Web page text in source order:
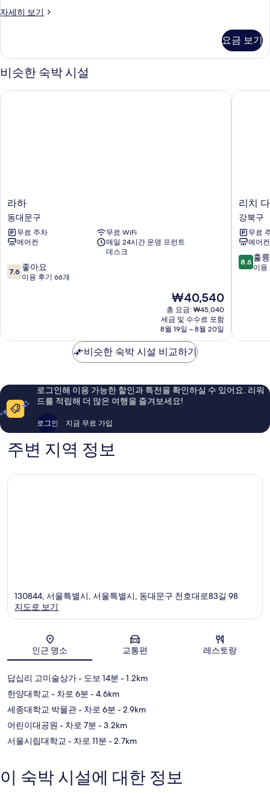
실
형
테
라
스
자세히 보기
스
층
객
실,
내
요금 보기
비슷한 숙박 시설
라
하
동
대
문
라하
동대문구
무료 주차
무료 WiFi
에어컨
매일 24시간 운영 프런트
데스크
10
점
좋
용
기
66
7.6 좋아요
이용 후기 66개
현
재
요
금
₩40,540
₩40,540
총 요금: ₩45,040
세금 및 수수료 포함
8월 19일 ~ 8월 20일
라하
리
치
다
이
아
몬
드
리치
강북구
무료
에어컨
10
점
륭
용
8.6 훌
이용
리치 다
비슷한 숙박 시설 비교하기
로그인해 이용 가능한 할인과 특전을 확인하실 수 있어요. 리워
드를 적립해 더 많은 여행을 즐겨보세요!
로그인 지금 무료 가입
주변 지역 정보
지도
130844, 서울특별시, 서울특별시, 동대문구 천호대로83길 98
지도로 보기
인근 명소 교통편 레스토랑
답십리 고미술상가- 도보 14분 - 1.2km
한양대학교 - 차로 6분 - 4.6km
세종대학교 박물관- 차로 6분 - 2.9km
어린이대공원 - 차로 7분 - 3.2km
서울시립대학교 - 차로 11분 - 2.7km
이 숙박 시설에 대한 정보